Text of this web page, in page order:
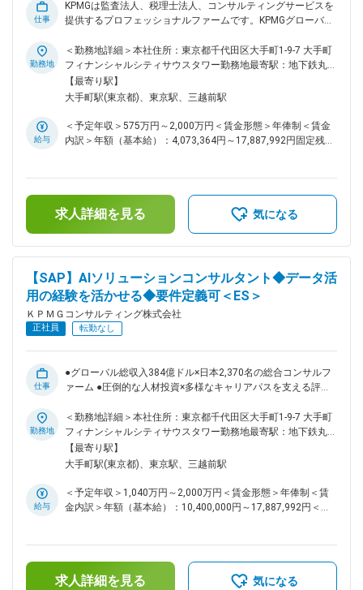
ルタントに挑戦いただくことも可 ■おすすめポイント： ・中
途入社の80%以上が業界未経験 ・穏やかな社風でありなが
いた環境で質の高いコンサルを学べる結果、離職率が業界内で
は低く長期就業が可能 ・「人を大切にするNo1ファーム」を
掲げており、無理なストレッチはせず等身大の評価＋昇格する
ためのフォローが充実 変更の範囲：会社の定める業務
仕事
KPMGは監査法人、税理士法人、コンサルティングサービスを
提供するプロフェッショナルファームです。KPMGグローバル
プロフェッショナルを擁し、サービスを提供しています。
KPMG Globalの最先端のアセット、方法論、および人的ネット
ワークを活用しながら、日本におけるPowered Enterpriseビジ
ネスの立ち上げを推進していただけるリーダークラスを募集し
業務改革ソリューションとしてPowered Enterprise（PE）を提
供しています。PEは、KPMGグローバルの業務・システムの専
的なクラウドソリューション、および方法論やアセットを提供
することで、クライアントが低リスク、高品質、短期間で業務
変革を実現することを可能としています。PEのクラウドソリ
ューションには、Microsoft Dynamics 365 F&O、Oracle ERP
変革のEnablerとして活用し、クライアントのDX・業務変革の
実現を支援します。 ■業務内容： Powered Enterpriseの導入に
関する以下の業務を担当して頂きます。 CPS組織は2022年7月
から組成された組織となっており、これからさらなる拡大を目
指しております。 ・Powered Enterpriseのデモを通したクライ
アントニーズの把握と提案 ・DX・業務改革の基本構想策定 ・
よびトレーニング ・新業務・新システムの定着化、および継
続的な変革の支援 ・プロジェクト管理、チェンジマネジメン
必ず実施しているため、ご自身のキャリアステップに合わせ
て、案件相談を行うことが可能です。 ・リモート可、ワーキ
ングペアレンツ多数在籍、働き方も柔軟に選択いただけます。
変更の範囲：会社の定める業務
勤務地
＜勤務地詳細＞本社住所：東京都千代田区大手町1-9-7 大手町
フィナンシャルシティサウスタワー勤務地最寄駅：地下鉄丸ノ
内線／大手町駅受動喫煙対策：屋内全面禁煙変更の範囲：会社
の定める事業所（リモートワーク含む）
【最寄り駅】
大手町駅(東京都)、東京駅、三越前駅
給与
＜予定年収＞575万円～2,000万円＜賃金形態＞年俸制＜賃金
内訳＞年額（基本給）：4,073,364円～17,887,992円固定残業
給有無＞有＜残業手当＞有＜給与補足＞賞与別途あり賃金はあ
くまでも目安の金額であり、選考を通じて上下する可能性があ
ります。月給(月額)は固定手当を含めた表記です。
求人詳細を見る 気になる
【SAP】AIソリューションコンサルタント◆データ活
用の経験を活かせる◆要件定義可＜ES＞
ＫＰＭＧコンサルティング株式会社
正社員 転勤なし
仕事
●グローバル総収入384億ドル×日本2,370名の総合コンサルフ
ァーム ●圧倒的な人材投資×多様なキャリアパスを支える評価
働き方が可能 ■概要： SAP Business AIを活用したソリューシ
ョン立ち上げに伴い、BusinessとTechnologyの橋渡しを担っ
ていただく方を募集します。業務知識とデータ活用のご経験を
活かして、AIによる業務変革をリードいただける方を求めてい
れかをご担当 ◇SAP Business AIを活用した新規ソリューショ
ンの企画・立ち上げ ◇クライアント企業への提案活動（PoC、
BTP（Business Technology Platform）やS／4HANAとの連携
設計 ◇チームメンバーの育成・マネジメント ◇海外のSAP最新
動向のキャッチアップと社内展開 ■当社のプロジェクト事例：
勤務地
＜勤務地詳細＞本社住所：東京都千代田区大手町1-9-7 大手町
フィナンシャルシティサウスタワー勤務地最寄駅：地下鉄丸ノ
内線／大手町駅受動喫煙対策：屋内全面禁煙変更の範囲：当社
の指定する当社の事業所その他常駐先
【最寄り駅】
大手町駅(東京都)、東京駅、三越前駅
給与
＜予定年収＞1,040万円～2,000万円＜賃金形態＞年俸制＜賃
金内訳＞年額（基本給）：10,400,000円～17,887,992円＜月
回（会社業績と個人成績による）賃金はあくまでも目安の金額
であり、選考を通じて上下する可能性があります。月給(月額)
求人詳細を見る 気になる